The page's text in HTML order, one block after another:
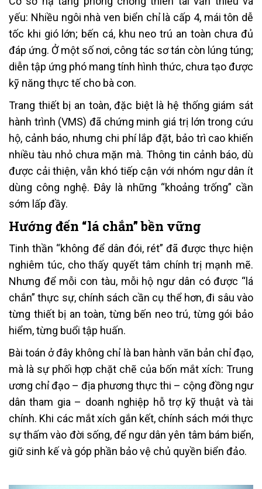
yếu: Nhiều ngôi nhà ven biển chỉ là cấp 4, mái tôn dễ
tốc khi gió lớn; bến cá, khu neo trú an toàn chưa đủ
đáp ứng. Ở một số nơi, công tác sơ tán còn lúng túng;
diễn tập ứng phó mang tính hình thức, chưa tạo được
kỹ năng thực tế cho bà con.
Trang thiết bị an toàn, đặc biệt là hệ thống giám sát
hành trình (VMS) đã chứng minh giá trị lớn trong cứu
hộ, cảnh báo, nhưng chi phí lắp đặt, bảo trì cao khiến
nhiều tàu nhỏ chưa mặn mà. Thông tin cảnh báo, dù
được cải thiện, vẫn khó tiếp cận với nhóm ngư dân ít
dùng công nghệ. Đây là những “khoảng trống” cần
sớm lấp đầy.
Hướng đến “lá chắn” bền vững
Tinh thần “không để dân đói, rét” đã được thực hiện
nghiêm túc, cho thấy quyết tâm chính trị mạnh mẽ.
Nhưng để mỗi con tàu, mỗi hộ ngư dân có được “lá
chắn” thực sự, chính sách cần cụ thể hơn, đi sâu vào
từng thiết bị an toàn, từng bến neo trú, từng gói bảo
hiểm, từng buổi tập huấn.
Bài toán ở đây không chỉ là ban hành văn bản chỉ đạo,
mà là sự phối hợp chặt chẽ của bốn mắt xích: Trung
ương chỉ đạo – địa phương thực thi – cộng đồng ngư
dân tham gia – doanh nghiệp hỗ trợ kỹ thuật và tài
chính. Khi các mắt xích gắn kết, chính sách mới thực
sự thấm vào đời sống, để ngư dân yên tâm bám biển,
giữ sinh kế và góp phần bảo vệ chủ quyền biển đảo.